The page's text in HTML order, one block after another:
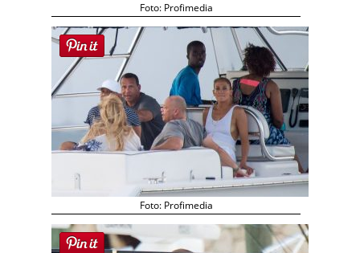
Foto: Profimedia
Foto: Profimedia